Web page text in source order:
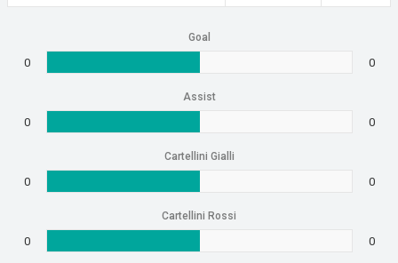
Goal
0 0
Assist
0 0
Cartellini Gialli
0 0
Cartellini Rossi
0 0